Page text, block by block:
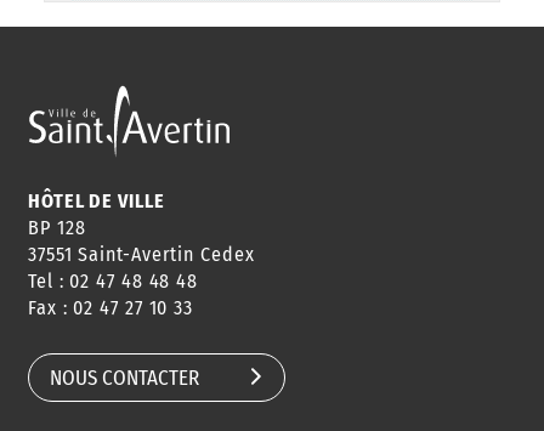
ANNUAIRE
HORAIRES
CONSEILS
DE QUARTIER
HÔTEL DE VILLE
BP 128
37551 Saint-Avertin Cedex
Tel : 02 47 48 48 48
Fax : 02 47 27 10 33
NOUS CONTACTER